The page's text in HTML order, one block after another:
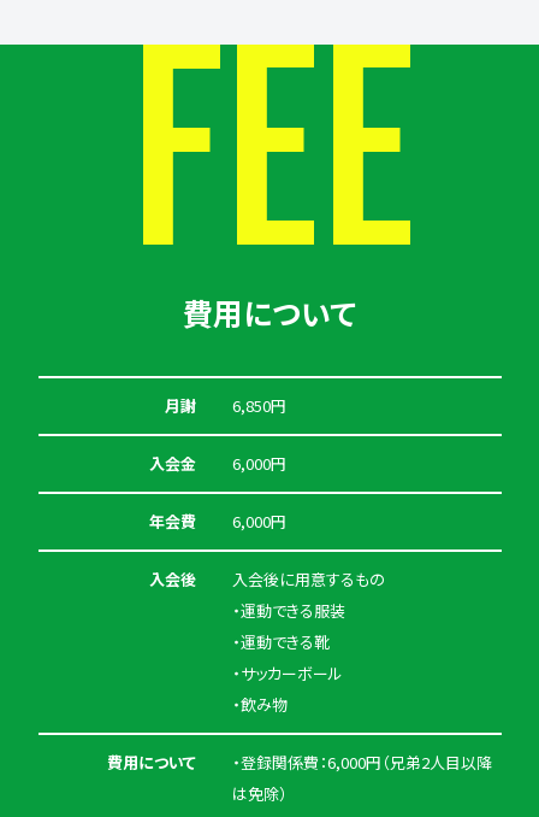
FEE
費用について
月謝 6,850円
入会金 6,000円
年会費 6,000円
入会後
入会後に用意するもの
・運動できる服装
・運動できる靴
・サッカーボール
・飲み物
費用について
・登録関係費：6,000円（兄弟2人目以降
は免除）